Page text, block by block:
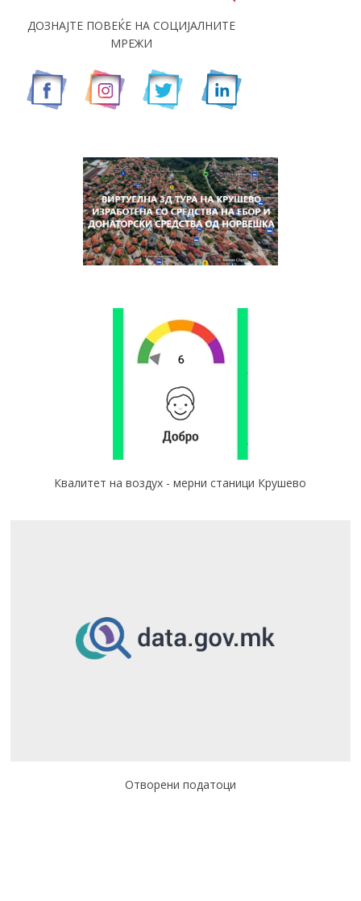
ДОЗНАЈТЕ ПОВЕЌЕ НА СОЦИЈАЛНИТЕ
МРЕЖИ
Квалитет на воздух - мерни станици Крушево
Отворени податоци